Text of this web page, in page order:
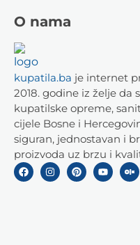
O nama
kupatila.ba je internet
2018. godine iz želje
kupatilske opreme,
cijele Bosne i
siguran, jednostavan i
proizvoda uz brzu i